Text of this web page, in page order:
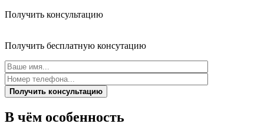
Получить консультацию
Получить бесплатную консутацию
Получить консультацию
В чём особенность